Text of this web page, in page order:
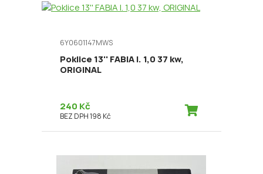
6Y0601147MWS
Poklice 13'' FABIA I. 1,0 37 kw,
ORIGINAL
240 Kč
BEZ DPH 198 Kč